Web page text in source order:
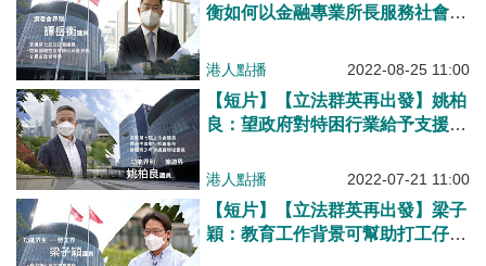
衡如何以金融專業所長服務社會？
港人點播 2022-08-25 11:00
【短片】【立法群英再出發】姚柏
良：望政府對特困行業給予支援、
業界再起飛！
港人點播 2022-07-21 11:00
【短片】【立法群英再出發】梁子
穎：教育工作背景可幫助打工仔提